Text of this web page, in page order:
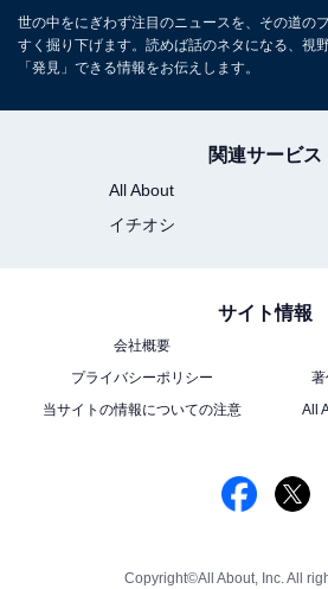
世の中をにぎわず注目のニュースを、その道の
すく掘り下げます。読めば話のネタになる、視
「発見」できる情報をお伝えします。
関連サービス
All About
イチオシ
サイト情報
会社概要
プライバシーポリシー
当サイトの情報についての注意
All
Copyright©All About, Inc. All